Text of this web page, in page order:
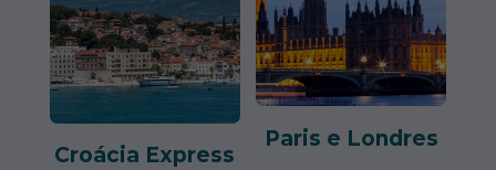
Croácia Express
Paris e Londres